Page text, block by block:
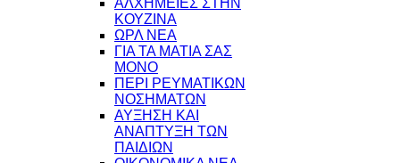
ΑΛΧΗΜΕΙΕΣ ΣΤΗΝ
ΚΟΥΖΙΝΑ
ΩΡΛ ΝEA
ΓΙΑ ΤΑ ΜΑΤΙΑ ΣΑΣ
ΜΟΝΟ
ΠΕΡΙ ΡΕΥΜΑΤΙΚΩΝ
ΝΟΣΗΜΑΤΩΝ
ΑΥΞΗΣΗ ΚΑΙ
ΑΝΑΠΤΥΞΗ ΤΩΝ
ΠΑΙΔΙΩΝ